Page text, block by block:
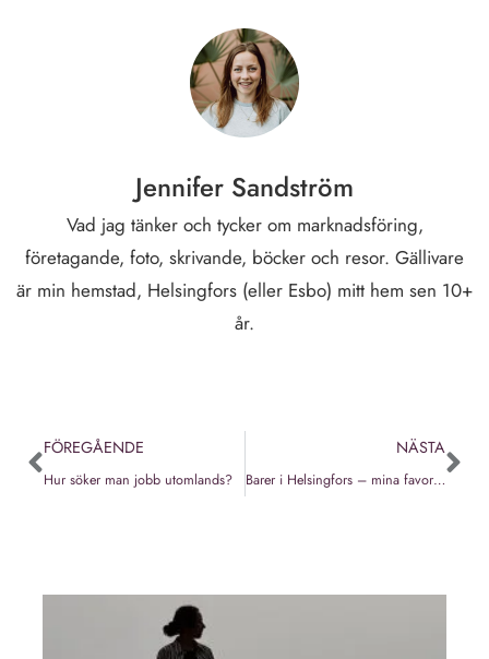
Jennifer Sandström
Vad jag tänker och tycker om marknadsföring,
företagande, foto, skrivande, böcker och resor. Gällivare
är min hemstad, Helsingfors (eller Esbo) mitt hem sen 10+
år.
FÖREGÅENDE
Hur söker man jobb utomlands?
NÄSTA
Barer i Helsingfors – mina favoriter